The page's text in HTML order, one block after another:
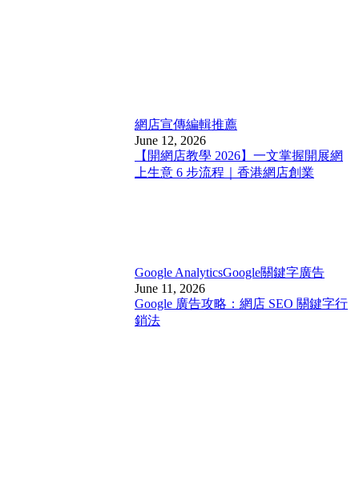
網店宣傳編輯推薦
June 12, 2026
【開網店教學 2026】一文掌握開展網
上生意 6 步流程｜香港網店創業
Google AnalyticsGoogle關鍵字廣告
June 11, 2026
Google 廣告攻略：網店 SEO 關鍵字行
銷法